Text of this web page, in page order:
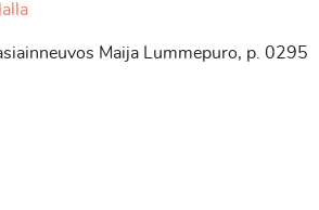
Maija Lummepuro, p. 0295